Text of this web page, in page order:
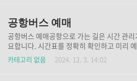
공항버스 예매
공항버스 예매공항으로 가는 길은 시간 관리
요합니다. 시간표를 정확히 확인하고 미리
더욱 편리하게 이용하실 수 있습니다. 모바일
예매 가능하니 지금 바로 예매하시고이용하
카테고리 없음 2024. 12. 3. 14:02